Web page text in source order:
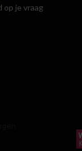
op je vraag